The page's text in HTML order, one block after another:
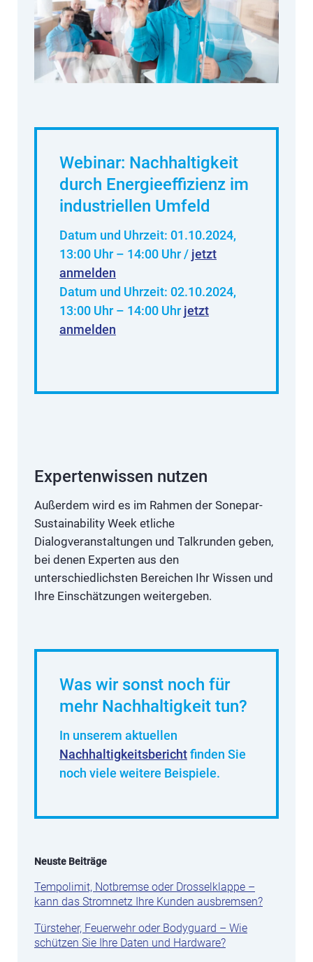
Webinar: Nachhaltigkeit
durch Energieeffizienz im
industriellen Umfeld
Datum und Uhrzeit: 01.10.2024,
13:00 Uhr – 14:00 Uhr / jetzt
anmelden
Datum und Uhrzeit: 02.10.2024,
13:00 Uhr – 14:00 Uhr jetzt
anmelden
Expertenwissen nutzen
Außerdem wird es im Rahmen der Sonepar-
Sustainability Week etliche
Dialogveranstaltungen und Talkrunden geben,
bei denen Experten aus den
unterschiedlichsten Bereichen Ihr Wissen und
Ihre Einschätzungen weitergeben.
Was wir sonst noch für
mehr Nachhaltigkeit tun?
In unserem aktuellen
Nachhaltigkeitsberichtfinden Sie
noch viele weitere Beispiele.
Neuste Beiträge
Tempolimit, Notbremse oder Drosselklappe –
kann das Stromnetz Ihre Kunden ausbremsen?
Türsteher, Feuerwehr oder Bodyguard – Wie
schützen Sie Ihre Daten und Hardware?